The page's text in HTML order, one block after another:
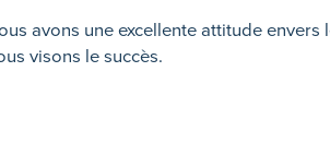
avons une excellente attitude envers
visons le succès.